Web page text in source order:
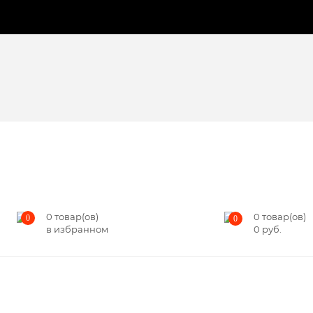
0 0 товар(ов)
в избранном
0 0 товар(ов)
0 руб.